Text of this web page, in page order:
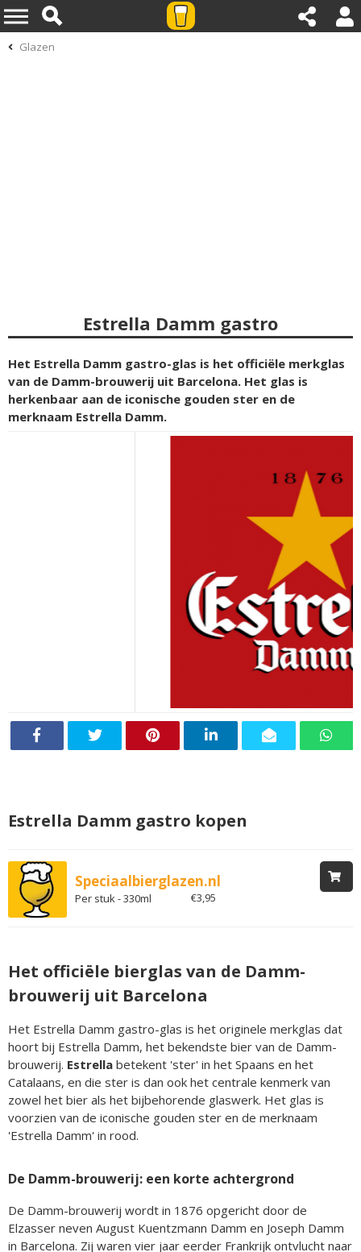
Glazen
Estrella Damm gastro
Het Estrella Damm gastro-glas is het officiële merkglas
van de Damm-brouwerij uit Barcelona. Het glas is
herkenbaar aan de iconische gouden ster en de
merknaam Estrella Damm.
Estrella Damm gastro kopen
Speciaalbierglazen.nl
Per stuk - 330ml €3,95
Het officiële bierglas van de Damm-
brouwerij uit Barcelona
Het Estrella Damm gastro-glas is het originele merkglas dat
hoort bij Estrella Damm, het bekendste bier van de Damm-
brouwerij. Estrella betekent 'ster' in het Spaans en het
Catalaans, en die ster is dan ook het centrale kenmerk van
zowel het bier als het bijbehorende glaswerk. Het glas is
voorzien van de iconische gouden ster en de merknaam
'Estrella Damm' in rood.
De Damm-brouwerij: een korte achtergrond
De Damm-brouwerij wordt in 1876 opgericht door de
Elzasser neven August Kuentzmann Damm en Joseph Damm
in Barcelona. Zij waren vier jaar eerder Frankrijk ontvlucht naar